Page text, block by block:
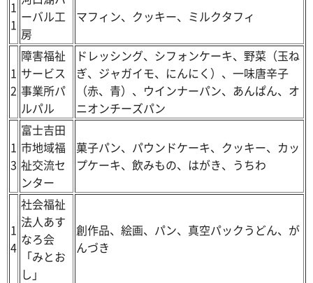
1
1 ーバル工
房
マフィン、クッキー、ミルクタフィ
1
2
障害福祉
サービス
事業所パ
ルパル
ドレッシング、シフォンケーキ、野菜（玉ね
ぎ、ジャガイモ、にんにく）、一味唐辛子
（赤、青）、ウインナーパン、あんぱん、オ
ニオンチーズパン
1
3
富士吉田
市地域福
祉交流セ
ンター
菓子パン、パウンドケーキ、クッキー、カッ
プケーキ、飲みもの、はがき、うちわ
1
4
社会福祉
法人あす
なろ会
「みとお
し」
創作品、絵画、パン、真空パックうどん、が
んづき